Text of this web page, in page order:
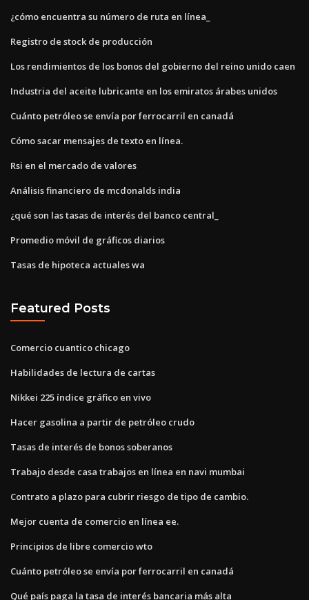
¿cómo encuentra su número de ruta en línea_
Registro de stock de producción
Los rendimientos de los bonos del gobierno del reino unido caen
Industria del aceite lubricante en los emiratos árabes unidos
Cuánto petróleo se envía por ferrocarril en canadá
Cómo sacar mensajes de texto en línea.
Rsi en el mercado de valores
Análisis financiero de mcdonalds india
¿qué son las tasas de interés del banco central_
Promedio móvil de gráficos diarios
Tasas de hipoteca actuales wa
Featured Posts
Comercio cuantico chicago
Habilidades de lectura de cartas
Nikkei 225 índice gráfico en vivo
Hacer gasolina a partir de petróleo crudo
Tasas de interés de bonos soberanos
Trabajo desde casa trabajos en línea en navi mumbai
Contrato a plazo para cubrir riesgo de tipo de cambio.
Mejor cuenta de comercio en línea ee.
Principios de libre comercio wto
Cuánto petróleo se envía por ferrocarril en canadá
Qué país paga la tasa de interés bancaria más alta